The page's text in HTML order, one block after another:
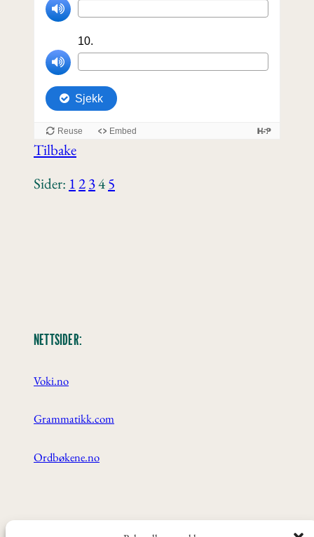
Tilbake
Sider: 12345
NETTSIDER:
Voki.no
Grammatikk.com
Ordbøkene.no